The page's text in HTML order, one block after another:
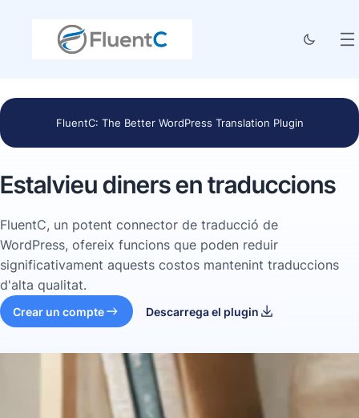
FluentC: The Better WordPress Translation Plugin
Estalvieu diners en traduccions
FluentC, un potent connector de traducció de
WordPress, ofereix funcions que poden reduir
significativament aquests costos mantenint traduccions
d'alta qualitat.
Crear un compte Descarrega el plugin